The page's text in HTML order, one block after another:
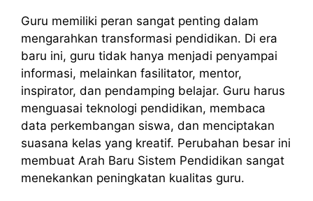
Guru memiliki peran sangat penting dalam
mengarahkan transformasi pendidikan. Di era
baru ini, guru tidak hanya menjadi penyampai
informasi, melainkan fasilitator, mentor,
inspirator, dan pendamping belajar. Guru harus
menguasai teknologi pendidikan, membaca
data perkembangan siswa, dan menciptakan
suasana kelas yang kreatif. Perubahan besar ini
membuat Arah Baru Sistem Pendidikan sangat
menekankan peningkatan kualitas guru.